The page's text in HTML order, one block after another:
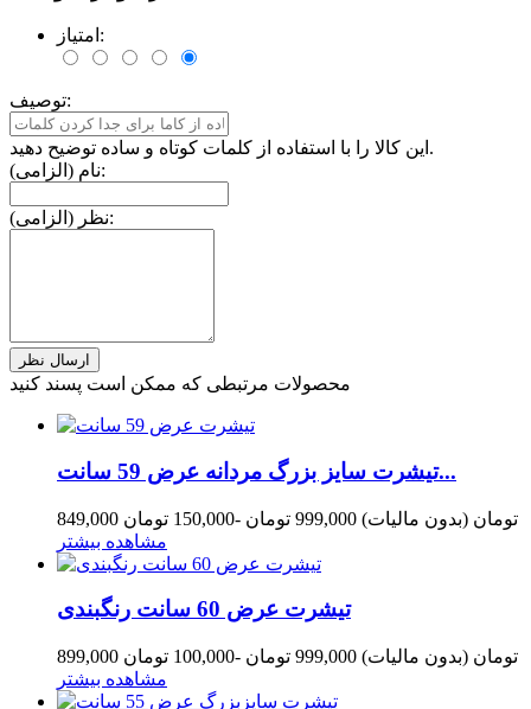
امتیاز:
توصیف:
این کالا را با استفاده از کلمات کوتاه و ساده توضیح دهید.
نام (الزامی):
نظر (الزامی):
محصولات مرتبطی که ممکن است پسند کنید
تیشرت سایز بزرگ مردانه عرض 59 سانت...
849,000 تومان (بدون مالیات) 999,000 تومان
-150,000 تومان
مشاهده بیشتر
تیشرت عرض 60 سانت رنگبندی
899,000 تومان (بدون مالیات) 999,000 تومان
-100,000 تومان
مشاهده بیشتر